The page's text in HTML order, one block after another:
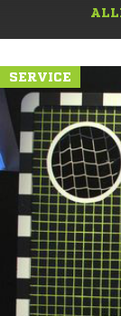
SERVICE